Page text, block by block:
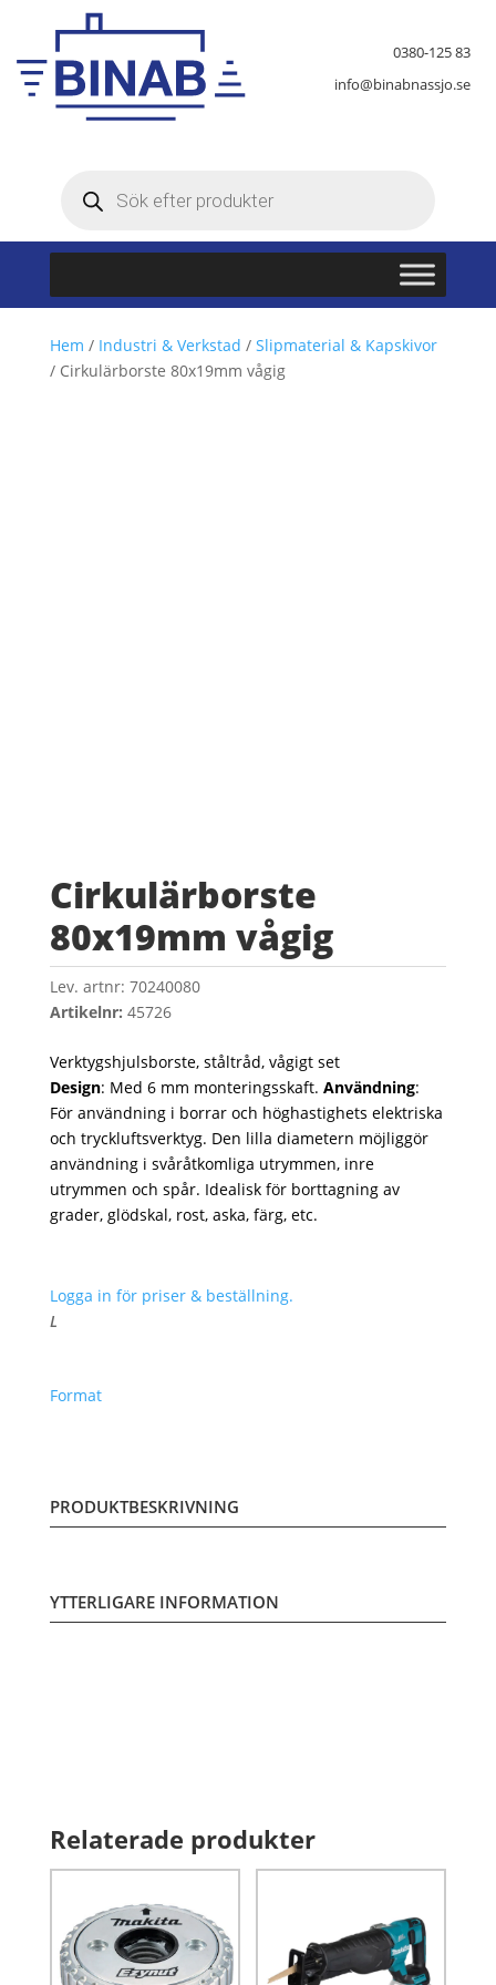
0380-125 83
info@binabnassjo.se
Hem / Industri & Verkstad / Slipmaterial & Kapskivor
/ Cirkulärborste 80x19mm vågig
Cirkulärborste
80x19mm vågig
Lev. artnr: 70240080
Artikelnr: 45726
Verktygshjulsborste, ståltråd, vågigt set
Design: Med 6 mm monteringsskaft. Användning:
För användning i borrar och höghastighets elektriska
och tryckluftsverktyg. Den lilla diametern möjliggör
användning i svåråtkomliga utrymmen, inre
utrymmen och spår. Idealisk för borttagning av
grader, glödskal, rost, aska, färg, etc.
Logga in för priser & beställning.
L
Format
PRODUKTBESKRIVNING
YTTERLIGARE INFORMATION
Relaterade produkter